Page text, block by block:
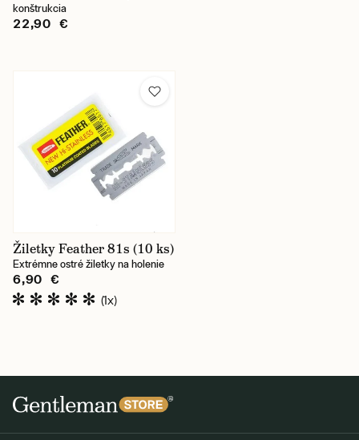
konštrukcia
22,90 €
Žiletky Feather 81s (10 ks)
Extrémne ostré žiletky na holenie
6,90 €
(1x)